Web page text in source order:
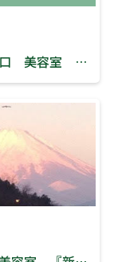
ミエル川口 美容室 リーブス 「梅雨の時期」